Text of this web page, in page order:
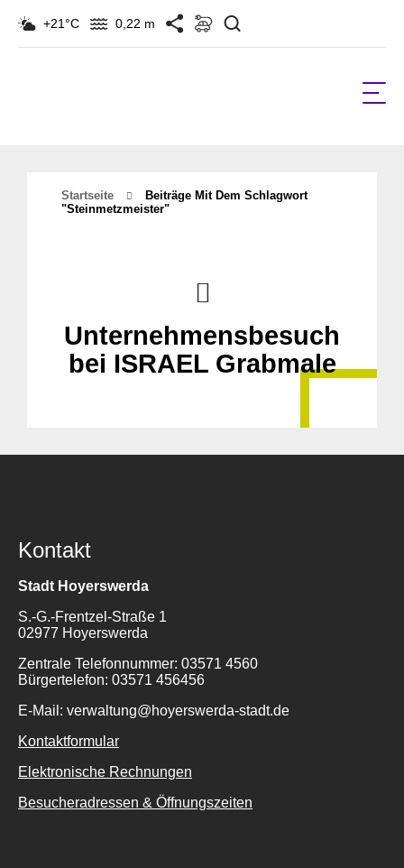
+21°C 0,22 m
Startseite
Beiträge Mit Dem Schlagwort
"Steinmetzmeister"
Unternehmensbesuch
bei ISRAEL Grabmale
Kontakt
Stadt Hoyerswerda
S.-G.-Frentzel-Straße 1
02977 Hoyerswerda
Zentrale Telefonnummer: 03571 4560
Bürgertelefon: 03571 456456
E-Mail: verwaltung@hoyerswerda-stadt.de
Kontaktformular
Elektronische Rechnungen
Besucheradressen & Öffnungszeiten